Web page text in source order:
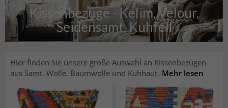
IN DEN WARENKORB GELEGT.
Kissenbezüge - Kelim, Velour,
Seidensamt, Kuhfell
Hier finden Sie unsere große Auswahl an Kissenbezügen
aus Samt, Wolle, Baumwolle und Kuhhaut. Mehr lesen